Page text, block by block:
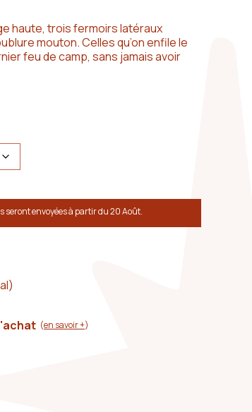
haute, trois fermoirs latéraux
mouton. Celles qu’on enfile le
feu de camp, sans jamais avoir
seront envoyées à partir du 20 Août.
(en savoir +)